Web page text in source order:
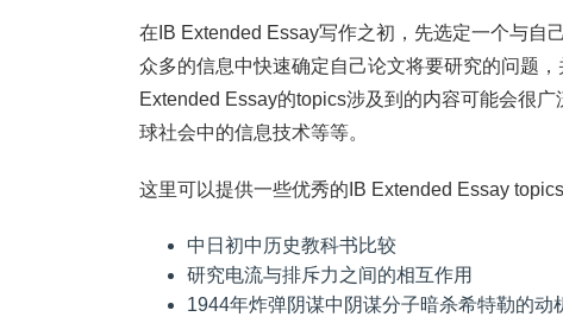
在IB Extended Essay写作之初，先选定一个与自
众多的信息中快速确定自己论文将要研究的问题
Extended Essay的topics涉及到的内容可能会很
球社会中的信息技术等等。
这里可以提供一些优秀的IB Extended Essay topics
中日初中历史教科书比较
研究电流与排斥力之间的相互作用
1944年炸弹阴谋中阴谋分子暗杀希特勒的动